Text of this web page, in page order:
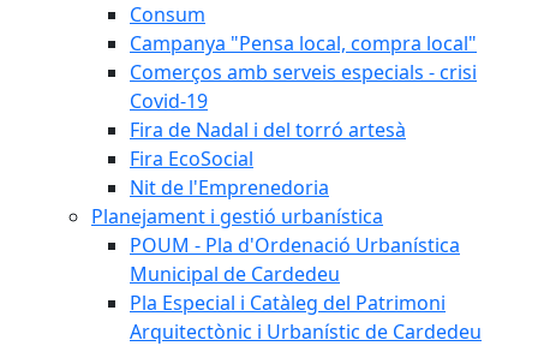
Consum
Campanya "Pensa local, compra local"
Comerços amb serveis especials - crisi
Covid-19
Fira de Nadal i del torró artesà
Fira EcoSocial
Nit de l'Emprenedoria
Planejament i gestió urbanística
POUM - Pla d'Ordenació Urbanística
Municipal de Cardedeu
Pla Especial i Catàleg del Patrimoni
Arquitectònic i Urbanístic de Cardedeu